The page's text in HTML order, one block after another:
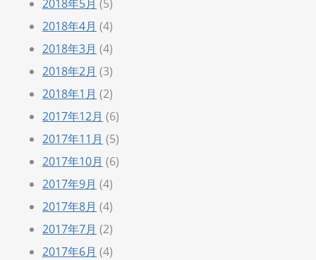
2018年5月 (5)
2018年4月 (4)
2018年3月 (4)
2018年2月 (3)
2018年1月 (2)
2017年12月 (6)
2017年11月 (5)
2017年10月 (6)
2017年9月 (4)
2017年8月 (4)
2017年7月 (2)
2017年6月 (4)